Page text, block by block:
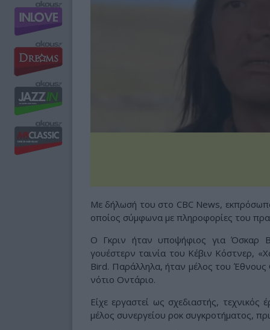
Με δήλωσή του στο CBC News,
οποίος σύμφωνα με πληροφορίες του
Ο Γκριν ήταν υποψήφιος για Όσκαρ
γουέστερν ταινία του Κέβιν Κόστνερ,
Bird. Παράλληλα, ήταν μέλος του
νότιο Οντάριο.
Είχε εργαστεί ως σχεδιαστής,
μέλος συνεργείου ροκ συγκροτήματος,